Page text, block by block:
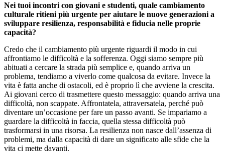
Nei tuoi incontri con giovani e studenti, quale cambiamento
culturale ritieni più urgente per aiutare le nuove generazioni a
sviluppare resilienza, responsabilità e fiducia nelle proprie
capacità?
Credo che il cambiamento più urgente riguardi il modo in cui
affrontiamo le difficoltà e la sofferenza. Oggi siamo sempre più
abituati a cercare la strada più semplice e, quando arriva un
problema, tendiamo a viverlo come qualcosa da evitare. Invece la
vita è fatta anche di ostacoli, ed è proprio lì che avviene la crescita.
Ai giovani cerco di trasmettere questo messaggio: quando arriva una
difficoltà, non scappate. Affrontatela, attraversatela, perché può
diventare un’occasione per fare un passo avanti. Se impariamo a
guardare la difficoltà in faccia, quella stessa difficoltà può
trasformarsi in una risorsa. La resilienza non nasce dall’assenza di
problemi, ma dalla capacità di dare un significato alle sfide che la
vita ci mette davanti.